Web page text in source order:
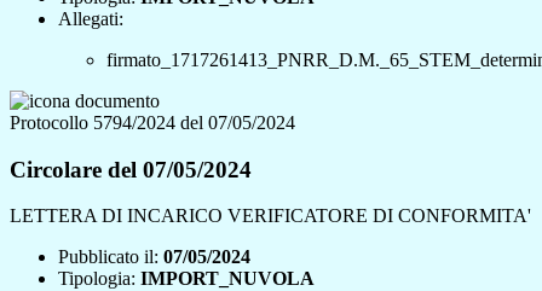
Allegati:
Protocollo 5794/2024 del 07/05/2024
Circolare del 07/05/2024
LETTERA DI INCARICO VERIFICATORE DI CONFORMITA'
Pubblicato il: 07/05/2024
Tipologia: IMPORT_NUVOLA